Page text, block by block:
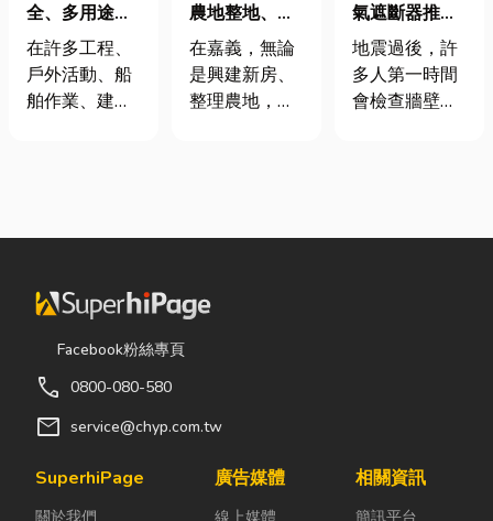
全、多用途！
從繩索到安全
網的全方位防
護應用指南
在許多工程、
戶外活動、船
舶作業、建築
網」其實都是
被忽略的設
備。很多人以
為繩子只是拿
其實在專業領
域中，繩索不
關係到安全、
農地整地、基
地開挖、土方
清運
在嘉義，無論
是興建新房、
整理農地，還
的嘉義挖土
整地與回填工
效率。對許多
言，從農田整
氣遮斷器推薦
廠商在這！地
震氣爆怎麼
防？警報器與
地震過後，許
多人第一時間
會檢查牆壁裂
線。日前日本
默充斥在空間
Facebook粉絲專頁
call 0800-080-580
mail service@chyp.com.tw
SuperhiPage
關於我們
廣告媒體
線上媒體
相關資訊
簡訊平台